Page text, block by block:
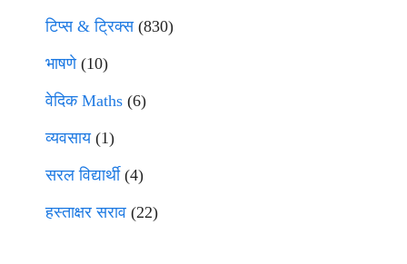
टिप्स & ट्रिक्स(830)
भाषणे(10)
वेदिक Maths (6)
व्यवसाय(1)
सरल विद्यार्थी(4)
हस्ताक्षर सराव (22)